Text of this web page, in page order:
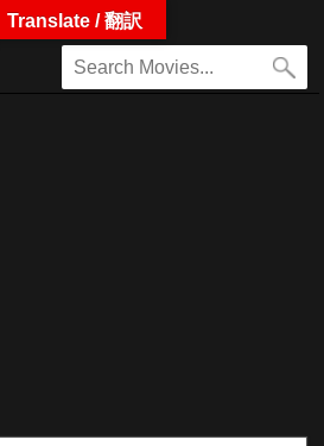
Translate / 翻訳